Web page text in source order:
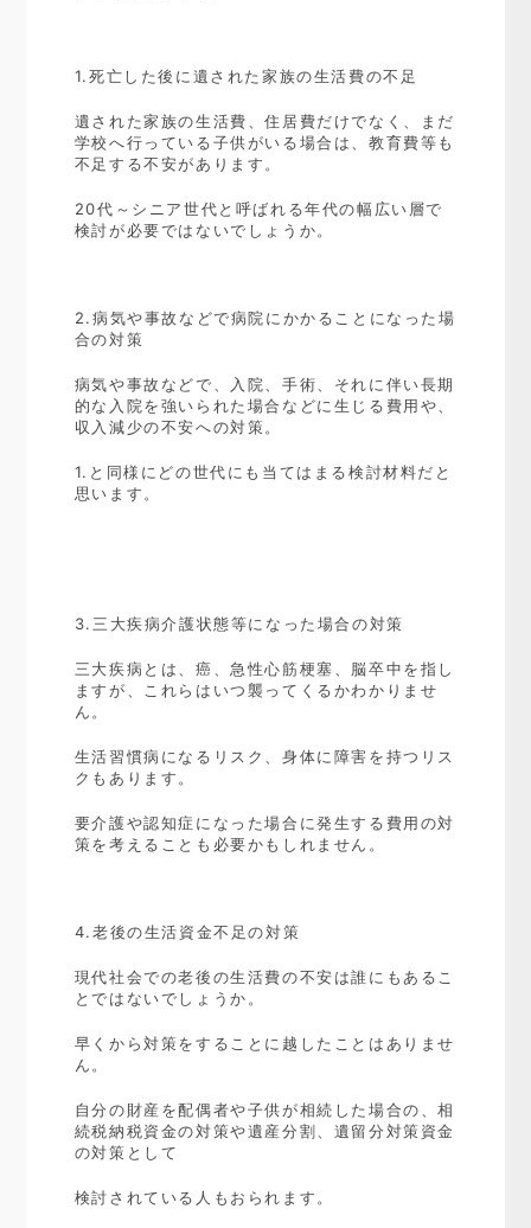
1.死亡した後に遺された家族の生活費の不足
遺された家族の生活費、住居費だけでなく、まだ
学校へ行っている子供がいる場合は、教育費等も
不足する不安があります。
20代～シニア世代と呼ばれる年代の幅広い層で
検討が必要ではないでしょうか。
2.病気や事故などで病院にかかることになった場
合の対策
病気や事故などで、入院、手術、それに伴い長期
的な入院を強いられた場合などに生じる費用や、
収入減少の不安への対策。
1.と同様にどの世代にも当てはまる検討材料だと
思います。
3.三大疾病介護状態等になった場合の対策
三大疾病とは、癌、急性心筋梗塞、脳卒中を指し
ますが、これらはいつ襲ってくるかわかりませ
ん。
生活習慣病になるリスク、身体に障害を持つリス
クもあります。
要介護や認知症になった場合に発生する費用の対
策を考えることも必要かもしれません。
4.老後の生活資金不足の対策
現代社会での老後の生活費の不安は誰にもあるこ
とではないでしょうか。
早くから対策をすることに越したことはありませ
ん。
自分の財産を配偶者や子供が相続した場合の、相
続税納税資金の対策や遺産分割、遺留分対策資金
の対策として
検討されている人もおられます。